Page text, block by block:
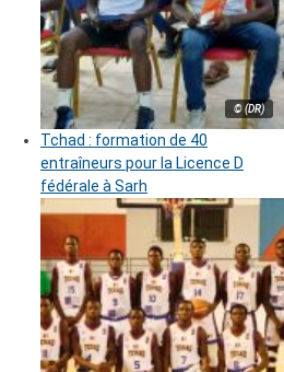
© (DR)
Tchad : formation de 40
entraîneurs pour la Licence D
fédérale à Sarh